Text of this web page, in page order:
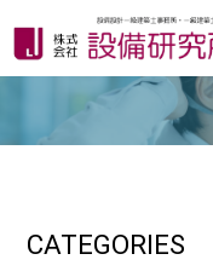
CATEGORIES